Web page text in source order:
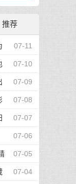
推荐
07-11
07-10
07-09
07-08
07-07
07-06
07-05
07-04